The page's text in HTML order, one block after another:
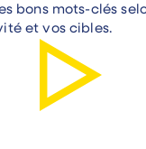
bons mots-clés
et vos cibles.